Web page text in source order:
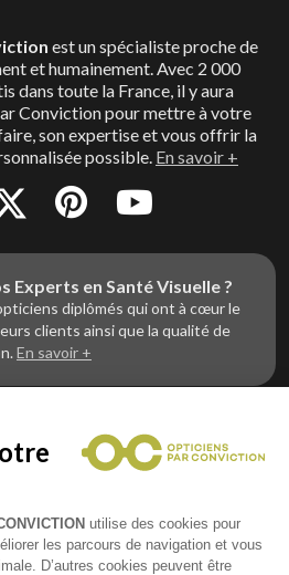
est un spécialiste proche de
et humainement. Avec 2 000
dans toute la France, il y aura
Conviction pour mettre à votre
son expertise et vous offrir la
possible. En savoir +
Experts en Santé Visuelle ?
diplômés qui ont à cœur le
clients ainsi que la qualité de
En savoir +
professionnel de la vue et
nous rejoindre ?
Optic, la centrale d’achats et
des opticiens indépendants
utilise des cookies pour
les parcours de navigation et vous
D’autres cookies peuvent être